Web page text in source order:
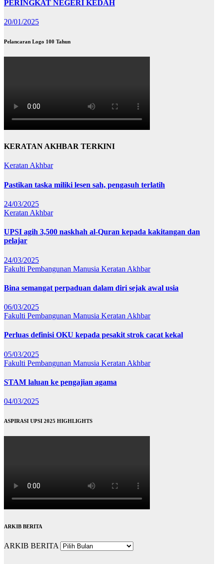
PERINGKAT NEGERI KEDAH
20/01/2025
Pelancaran Logo 100 Tahun
KERATAN AKHBAR TERKINI
Keratan Akhbar
Pastikan taska miliki lesen sah, pengasuh terlatih
24/03/2025
Keratan Akhbar
UPSI agih 3,500 naskhah al-Quran kepada kakitangan dan
pelajar
24/03/2025
Fakulti Pembangunan Manusia Keratan Akhbar
Bina semangat perpaduan dalam diri sejak awal usia
06/03/2025
Fakulti Pembangunan Manusia Keratan Akhbar
Perluas definisi OKU kepada pesakit strok cacat kekal
05/03/2025
Fakulti Pembangunan Manusia Keratan Akhbar
STAM laluan ke pengajian agama
04/03/2025
ASPIRASI UPSI 2025 HIGHLIGHTS
ARKIB BERITA
ARKIB BERITA